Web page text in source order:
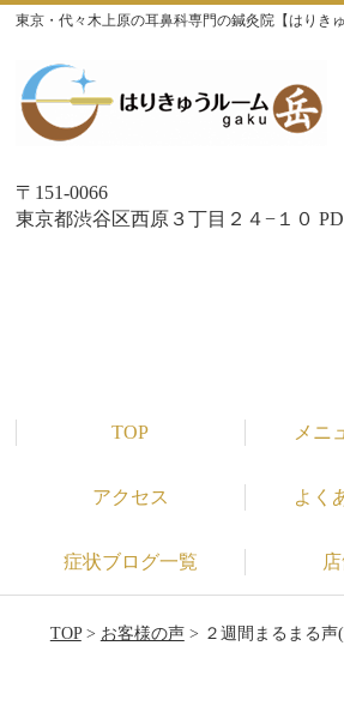
東京・代々木上原の耳鼻科専門の鍼灸院【はりき
〒151-0066
東京都渋谷区西原３丁目２４−１０
TOP メニ
アクセス よく
症状ブログ一覧
TOP> お客様の声> ２週間まるまる声